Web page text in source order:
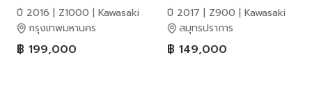
ปี 2016 | Z1000 | Kawasaki
กรุงเทพมหานคร
฿ 199,000
ปี 2017 | Z900 | Kawasaki
สมุทรปราการ
฿ 149,000